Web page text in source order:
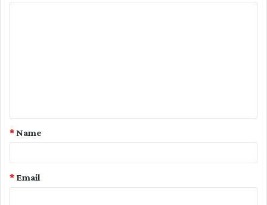
t
Name
*
Email
*